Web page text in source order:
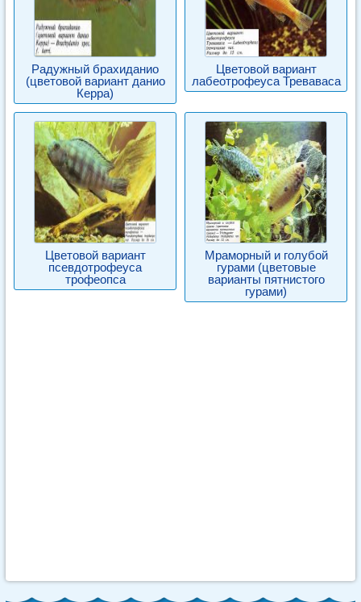
Радужный брахиданио
(цветовой вариант данио
Керра)
Цветовой вариант
лабеотрофеуса Треваваса
Цветовой вариант
псевдотрофеуса
трофеопса
Мраморный и голубой
гурами (цветовые
варианты пятнистого
гурами)